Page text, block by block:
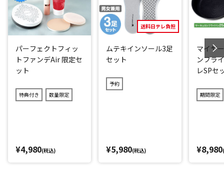
閉じる
パーフェクトフィッ
トファンデAir 限定セ
ット
特典付き 数量限定
¥4,980(税込)
送料日テレ負担
ムテキインソール3足
セット
予約
¥5,980(税込)
マイヤ
ンフラ
レSPセ
期間限定
¥8,980